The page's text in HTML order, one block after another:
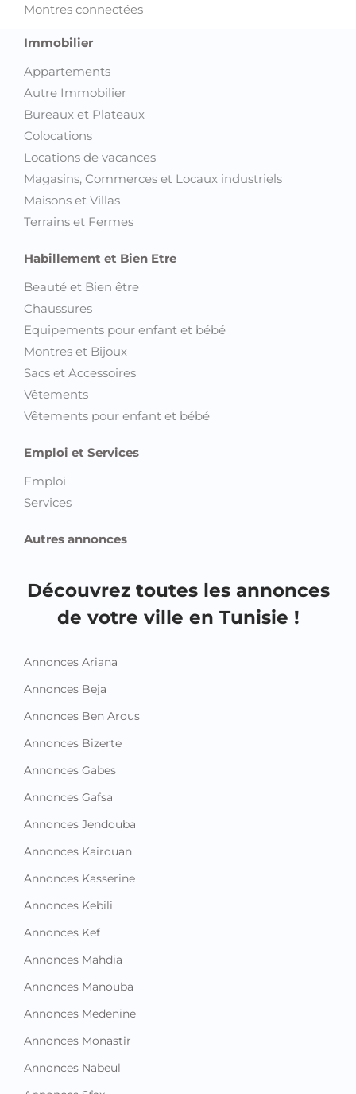
Montres connectées
Immobilier
Appartements
Autre Immobilier
Bureaux et Plateaux
Colocations
Locations de vacances
Magasins, Commerces et Locaux industriels
Maisons et Villas
Terrains et Fermes
Habillement et Bien Etre
Beauté et Bien être
Chaussures
Equipements pour enfant et bébé
Montres et Bijoux
Sacs et Accessoires
Vêtements
Vêtements pour enfant et bébé
Emploi et Services
Emploi
Services
Autres annonces
Découvrez toutes les annonces
de votre ville en Tunisie !
Annonces Ariana
Annonces Beja
Annonces Ben Arous
Annonces Bizerte
Annonces Gabes
Annonces Gafsa
Annonces Jendouba
Annonces Kairouan
Annonces Kasserine
Annonces Kebili
Annonces Kef
Annonces Mahdia
Annonces Manouba
Annonces Medenine
Annonces Monastir
Annonces Nabeul